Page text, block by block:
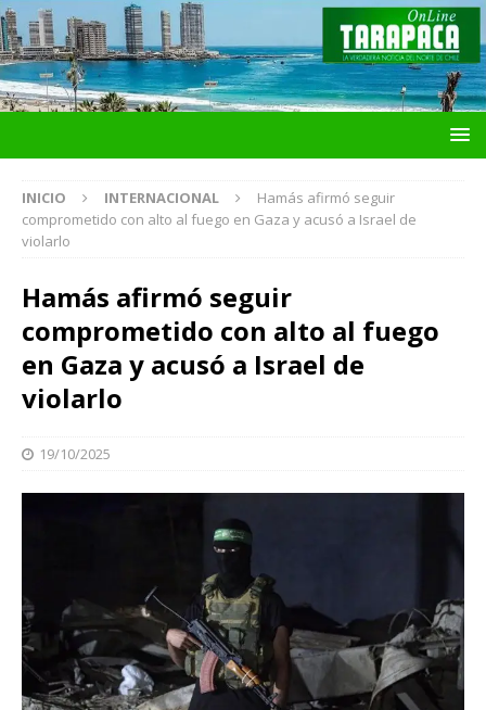
INICIO INTERNACIONAL
Hamás afirmó seguir
comprometido con alto al fuego en Gaza y acusó a Israel de
violarlo
Hamás afirmó seguir
comprometido con alto al fuego
en Gaza y acusó a Israel de
violarlo
19/10/2025